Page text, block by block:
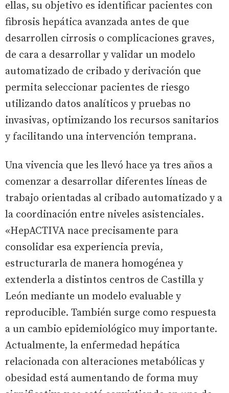
ellas, su objetivo es identificar pacientes con
fibrosis hepática avanzada antes de que
desarrollen cirrosis o complicaciones graves,
de cara a desarrollar y validar un modelo
automatizado de cribado y derivación que
permita seleccionar pacientes de riesgo
utilizando datos analíticos y pruebas no
invasivas, optimizando los recursos sanitarios
y facilitando una intervención temprana.
Una vivencia que les llevó hace ya tres años a
comenzar a desarrollar diferentes líneas de
trabajo orientadas al cribado automatizado y a
la coordinación entre niveles asistenciales.
«HepACTIVA nace precisamente para
consolidar esa experiencia previa,
estructurarla de manera homogénea y
extenderla a distintos centros de Castilla y
León mediante un modelo evaluable y
reproducible. También surge como respuesta
a un cambio epidemiológico muy importante.
Actualmente, la enfermedad hepática
relacionada con alteraciones metabólicas y
obesidad está aumentando de forma muy